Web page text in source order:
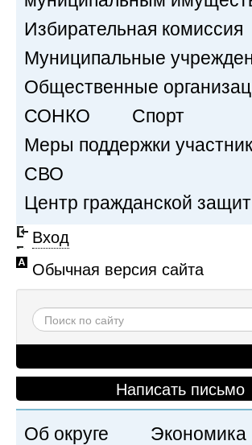
Избирательная комиссия
Муниципальные
Общественные
СОНКО
Спорт
Меры поддержки
СВО
Центр гражданской
Вход
Обычная версия сайта
Написать письмо
Об округе
Экономика